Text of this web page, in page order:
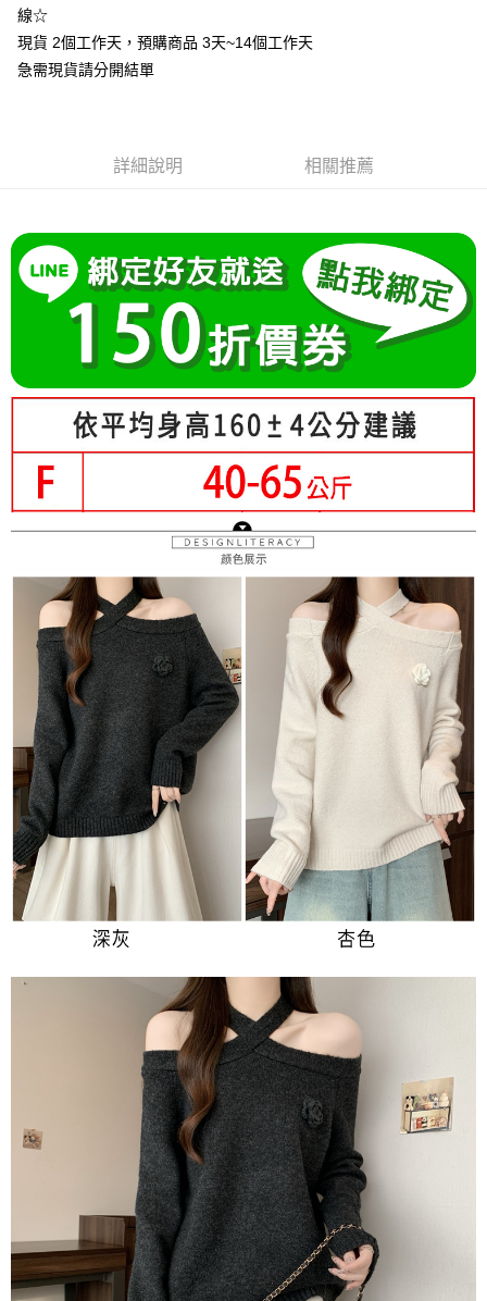
大哥付你分期
2.付款方式選擇「大哥付你分期」，訂單成立後會自動跳轉到大哥付的交易
4.訂單成立30分鐘內，如未前往確認交易或遇審核未通過，訂單將自動取
消。如遇「轉專審核」未通過狀況，表示未達大哥付你分期系統評分，恕無
法說明評估內容。
【繳款方式說明】
1.分期款項不併入電信帳單，「大哥付你分期」於每月結算日後寄送繳費提
2.透過簡訊連結打開帳單後，可選擇「超商條碼／台灣大直營門市／銀行轉
帳／街口支付／iPASS MONEY」等通路繳費。
【注意事項】
1.本服務係由「台灣大哥大股份有限公司」（以下簡稱本公司）所提供，讓
用戶於交易時，得透過本服務購買商品或服務，並由商店將買賣／分期付款
買賣價金債權讓與本公司後，依約使用本公司帳單繳交帳款。
2.基於同意付款使用「大哥付你分期」之契約關係目的，商店將以您的個人
資料（包含姓名、電話或地址）提供予台灣大哥大進項蒐集、處理及利用，
由本公司與您本人進行分期帳單所需資料之確認、核對及更正。
3.完整用戶服務條款，請詳閱以下連結：https://oppay.tw/userRule
１．簡單：不需註冊會員、不需綁卡、不需儲值。
２．便利：只要手機號碼，簡訊認證，即可結帳。
３．安心：先確認商品／服務後，再付款。
【「AFTEE先享後付」結帳流程】
１．於結帳方式選擇「AFTEE先享後付」後，將跳轉至「AFTEE先享後付」
結帳頁面，進行簡訊認證並確認金額後，即可完成結帳。
２．訂單成立數日內，您將收到繳費通知簡訊。
ATM／網路銀行／等多元方式進行付款，方視為交易完成。
※ 請注意：結帳手續完成當下不需立刻繳費，但若您需要取消訂單，請聯絡
購買商品的店家。未經商家同意取消之訂單仍視為有效，需透過AFTEE先享
後付繳納相關費用。
※ 交易是否成功請以「AFTEE先享後付 」之結帳頁面顯示為準，若有關於
是否繳費成功／繳費後需取消欲退款等相關疑問，請聯繫「AFTEE先享後付
https://netprotections.freshdesk.com/support/home
【注意事項】
１．透過由恩沛科技股份有限公司提供之「AFTEE先享後付」服務完成之交
易，需依本服務之必要範圍內提供個人資料，並將交易相關給付款項請求債
權轉讓予恩沛科技股份有限公司。
２．關於個人資料處理事宜，請瀏覽以下網址：
https://aftee.tw/terms/#terms3
３．未成年的使用者請事先徵得法定代理人或監護人之同意方可使用
「AFTEE先享後付」，若未經同意申辦者引起之損失，本公司不負相關責
任。
４．使用「AFTEE先享後付」時，將依據個別帳號之用戶狀況，依本公司即
時審查核予不同之上限額度；若仍有額度不足之情形，本公司將視審查結果
請求用戶進行身份認證。
５．嚴禁一人註冊多個帳號或使用他人資訊註冊。若發現惡意使用之情形，
恩沛科技股份有限公司將有權停止該用戶之使用額度並採取法律行動。
相關說明
「Hami Point」為中華電信所提供之點數服務，可於會員專區綁定中華電信
會員帳號後，即可在購物車使用 Hami Point 折抵消費金額 (1點等於1元)。
ATM付款
運送方式
全家付款取貨
每筆NT$80，滿NT$699(含以上)免運費
付款後全家取貨
每筆NT$80，滿NT$699(含以上)免運費
付款後萊爾富取貨
每筆NT$80，滿NT$699(含以上)免運費
每筆NT$80，滿NT$699(含以上)免運費
付款後7-11取貨
每筆NT$80，滿NT$699(含以上)免運費
宅配
每筆NT$70，滿NT$699(含以上)免運費
離島-郵局寄送
每筆NT$90，滿NT$699(含以上)免運費
國家/地區配送 查看運費
線☆
現貨 2個工作天，預購商品 3天~14個工作天
急需現貨請分開結單
詳細說明 相關推薦